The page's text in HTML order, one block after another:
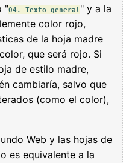
"04. Texto general" y a la
color rojo,
de la hoja madre
que será rojo. Si
de estilo madre,
cambiaría, salvo que
(como el color),
Web y las hojas de
es equivalente a la